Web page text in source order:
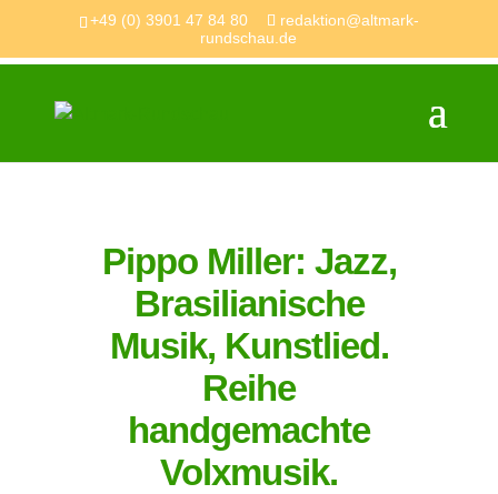
+49 (0) 3901 47 84 80
redaktion@altmark-
rundschau.de
Pippo Miller: Jazz,
Brasilianische
Musik, Kunstlied.
Reihe
handgemachte
Volxmusik.